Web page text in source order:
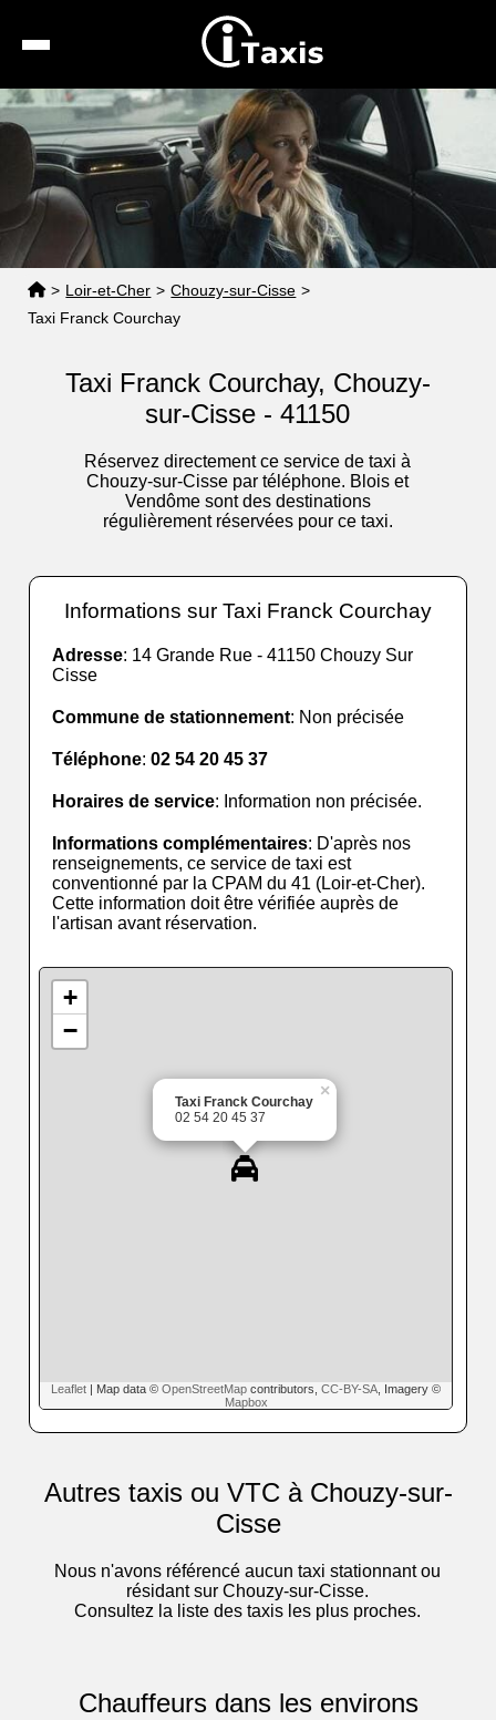
Recherche
Calcul de tarif
Taxis conventionnés
Espace pro
> Loir-et-Cher > Chouzy-sur-Cisse >
Taxi Franck Courchay
Taxi Franck Courchay, Chouzy-
sur-Cisse - 41150
Réservez directement ce service de taxi à
Chouzy-sur-Cisse par téléphone. Blois et
Vendôme sont des destinations
régulièrement réservées pour ce taxi.
Informations sur Taxi Franck Courchay
Adresse: 14 Grande Rue - 41150 Chouzy Sur
Cisse
Commune de stationnement: Non précisée
Téléphone:02 54 20 45 37
Horaires de service: Information non précisée.
Informations complémentaires: D'après nos
renseignements, ce service de taxi est
conventionné par la CPAM du 41 (Loir-et-Cher).
Cette information doit être vérifiée auprès de
l'artisan avant réservation.
Taxi Franck Courchay
02 54 20 45 37
×
+
−
Leaflet | Map data © OpenStreetMap contributors, CC-BY-SA , Imagery ©
Mapbox
Autres taxis ou VTC à Chouzy-sur-
Cisse
Nous n'avons référencé aucun taxi stationnant ou
résidant sur Chouzy-sur-Cisse.
Consultez la liste des taxis les plus proches.
Chauffeurs dans les environs